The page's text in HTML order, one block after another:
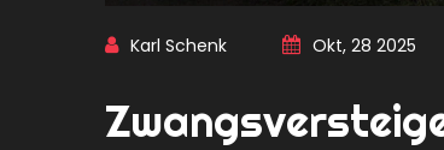
Karl Schenk Okt, 28 2025